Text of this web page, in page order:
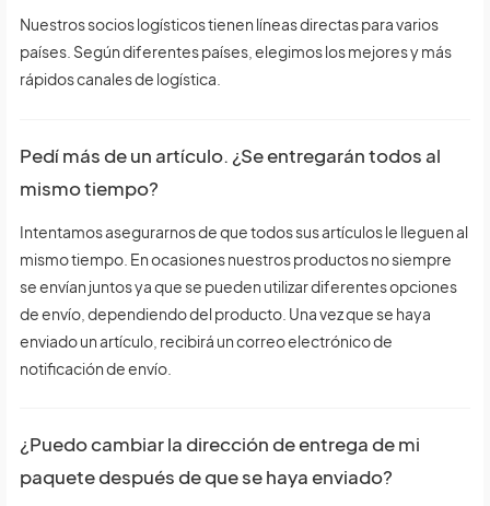
Nuestros socios logísticos tienen líneas directas para varios
países. Según diferentes países, elegimos los mejores y más
rápidos canales de logística.
Pedí más de un artículo. ¿Se entregarán todos al
mismo tiempo?
Intentamos asegurarnos de que todos sus artículos le lleguen al
mismo tiempo. En ocasiones nuestros productos no siempre
se envían juntos ya que se pueden utilizar diferentes opciones
de envío, dependiendo del producto. Una vez que se haya
enviado un artículo, recibirá un correo electrónico de
notificación de envío.
¿Puedo cambiar la dirección de entrega de mi
paquete después de que se haya enviado?